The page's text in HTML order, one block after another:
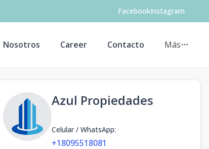
FacebookInstagram
Nosotros Career Contacto Más
Azul Propiedades
Celular / WhatsApp:
+18095518081